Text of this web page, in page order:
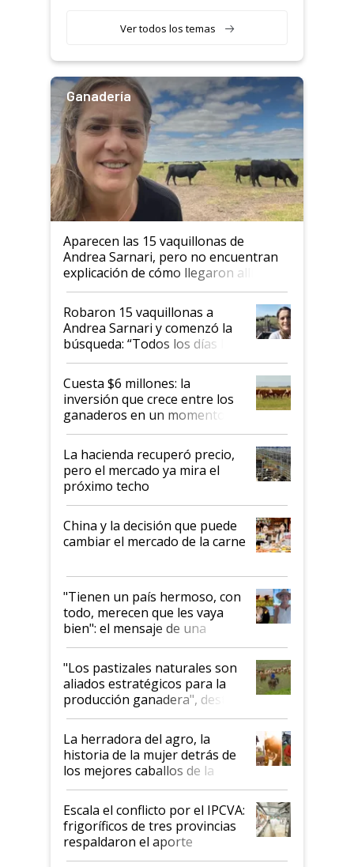
Ver todos los temas
Ganadería
Aparecen las 15 vaquillonas de
Andrea Sarnari, pero no encuentran
explicación de cómo llegaron allí
Robaron 15 vaquillonas a
Andrea Sarnari y comenzó la
búsqueda: “Todos los días le
toca a algún productor”
Cuesta $6 millones: la
inversión que crece entre los
ganaderos en un momento
histórico para la actividad
La hacienda recuperó precio,
pero el mercado ya mira el
próximo techo
China y la decisión que puede
cambiar el mercado de la carne
"Tienen un país hermoso, con
todo, merecen que les vaya
bien": el mensaje de una
ganadera uruguaya sobre las
oportunidades que se abren
para el agro en Argentina, con
foco en la carne
"Los pastizales naturales son
aliados estratégicos para la
producción ganadera", destaca
la iniciativa que ya reúne a 46
establecimientos en Argentina
La herradora del agro, la
historia de la mujer detrás de
los mejores caballos de la
Argentina y los mitos que
todavía hacen sufrir a estos
animales: "Mientras me
descalificaban, yo seguí
haciendo currículum"
Escala el conflicto por el IPCVA:
frigoríficos de tres provincias
respaldaron el aporte
obligatorio